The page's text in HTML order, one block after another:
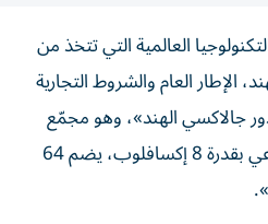
التكنولوجيا العالمية التي تتخذ من
الإطار العام والشروط التجارية
جالاكسي الهند»، وهو مجمّع
حوسبة فائق للذكاء الاصطناعي بقدرة 8 إكسافلوب، يضم 64